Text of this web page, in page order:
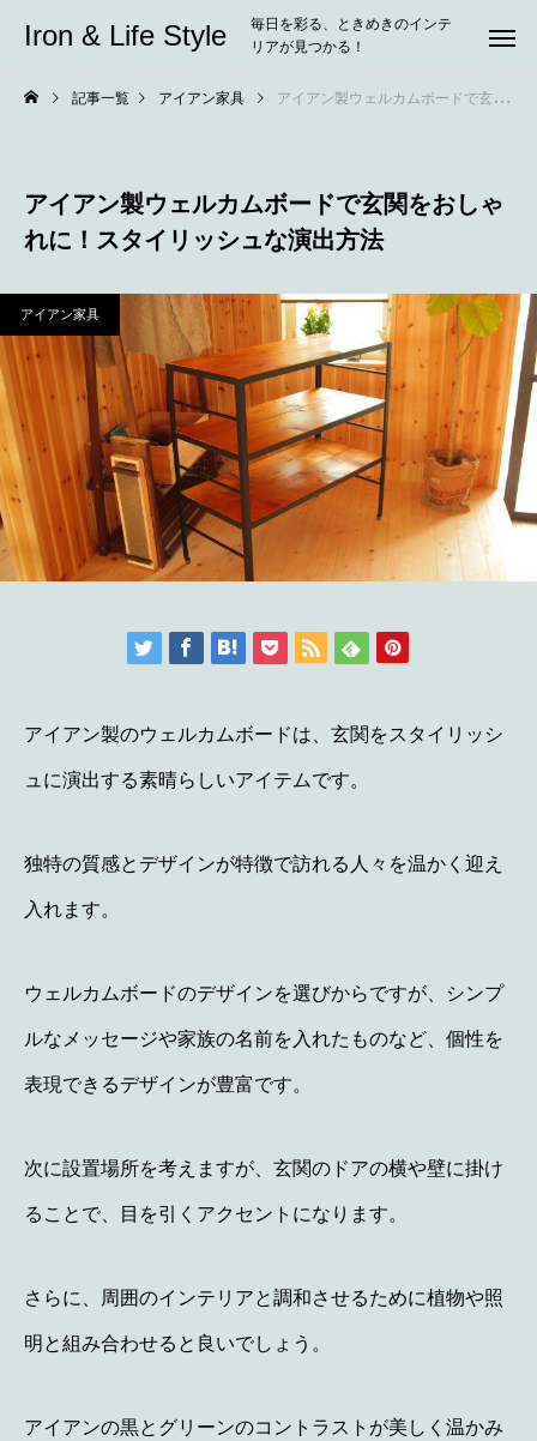
Iron & Life Style
毎日を彩る、ときめきのインテ
リアが見つかる！
記事一覧 アイアン家具 アイアン製ウェルカムボードで玄関をおしゃれに！スタイリッシュな演出方法
アイアン製ウェルカムボードで玄関をおしゃ
れに！スタイリッシュな演出方法
アイアン家具
アイアン製のウェルカムボードは、玄関をスタイリッシ
ュに演出する素晴らしいアイテムです。
独特の質感とデザインが特徴で訪れる人々を温かく迎え
入れます。
ウェルカムボードのデザインを選びからですが、シンプ
ルなメッセージや家族の名前を入れたものなど、個性を
表現できるデザインが豊富です。
次に設置場所を考えますが、玄関のドアの横や壁に掛け
ることで、目を引くアクセントになります。
さらに、周囲のインテリアと調和させるために植物や照
明と組み合わせると良いでしょう。
アイアンの黒とグリーンのコントラストが美しく温かみ